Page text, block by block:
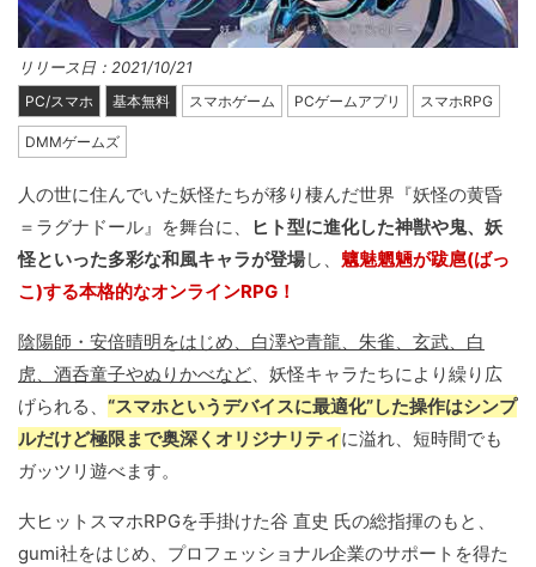
リリース日：2021/10/21
PC/スマホ 基本無料 スマホゲーム PCゲームアプリ スマホRPG
DMMゲームズ
人の世に住んでいた妖怪たちが移り棲んだ世界『妖怪の黄昏
＝ラグナドール』を舞台に、
ヒト型に進化した神獣や鬼、妖
怪といった多彩な和風キャラが登場し、 魑魅魍魎が跋扈(ばっ
こ)する本格的なオンラインRPG！
陰陽師・安倍晴明をはじめ、白澤や青龍、朱雀、玄武、白
虎、酒呑童子やぬりかべなど、妖怪キャラたちにより繰り広
げられる、 “スマホというデバイスに最適化”した操作はシンプ
ルだけど極限まで奥深くオリジナリティに溢れ、短時間でも
ガッツリ遊べます。
大ヒットスマホRPGを手掛けた谷 直史 氏の総指揮のもと、
gumi社をはじめ、プロフェッショナル企業のサポートを得た